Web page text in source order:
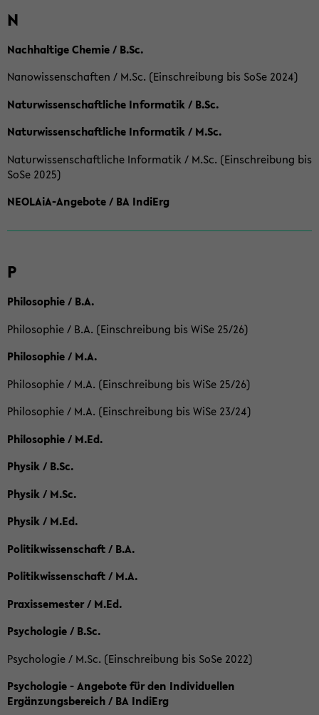
N
Nachhaltige Chemie / B.Sc.
Nanowissenschaften / M.Sc. (Einschreibung bis SoSe 2024)
Naturwissenschaftliche Informatik / B.Sc.
Naturwissenschaftliche Informatik / M.Sc.
Naturwissenschaftliche Informatik / M.Sc. (Einschreibung bis
SoSe 2025)
NEOLAiA-Angebote / BA IndiErg
P
Philosophie / B.A.
Philosophie / B.A. (Einschreibung bis WiSe 25/26)
Philosophie / M.A.
Philosophie / M.A. (Einschreibung bis WiSe 25/26)
Philosophie / M.A. (Einschreibung bis WiSe 23/24)
Philosophie / M.Ed.
Physik / B.Sc.
Physik / M.Sc.
Physik / M.Ed.
Politikwissenschaft / B.A.
Politikwissenschaft / M.A.
Praxissemester / M.Ed.
Psychologie / B.Sc.
Psychologie / M.Sc. (Einschreibung bis SoSe 2022)
Psychologie - Angebote für den Individuellen
Ergänzungsbereich / BA IndiErg